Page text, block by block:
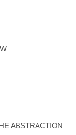
ABSTRACTION